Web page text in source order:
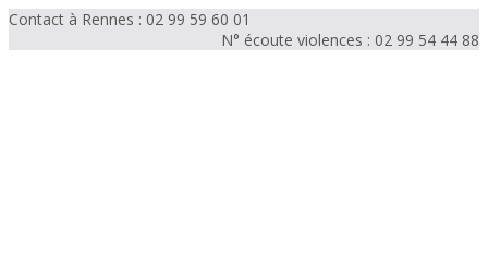
Contact à Rennes : 02 99 59 60 01
N° écoute violences : 02 99 54 44 88